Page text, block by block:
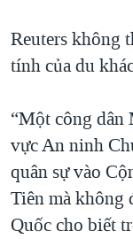
Reuters không
tính của du
“Một công dân
vực An ninh
quân sự vào
Tiên mà không
Quốc cho biết